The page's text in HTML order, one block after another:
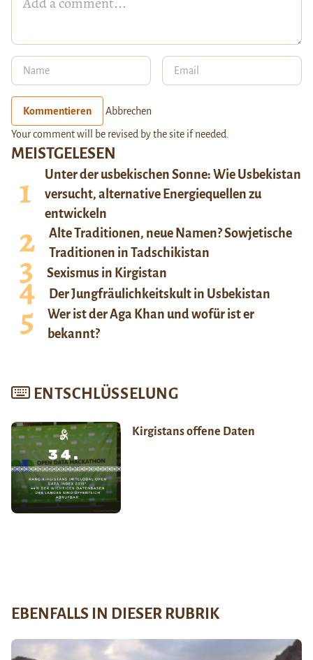
MEISTGELESEN
Unter der usbekischen Sonne: Wie Usbekistan
versucht, alternative Energiequellen zu
entwickeln
Alte Traditionen, neue Namen? Sowjetische
Traditionen in Tadschikistan
Sexismus in Kirgistan
Der Jungfräulichkeitskult in Usbekistan
Wer ist der Aga Khan und wofür ist er
bekannt?
ENTSCHLÜSSELUNG
Kirgistans offene Daten
Kommentieren Abbrechen
Your comment will be revised by the site if needed.
EBENFALLS IN DIESER RUBRIK